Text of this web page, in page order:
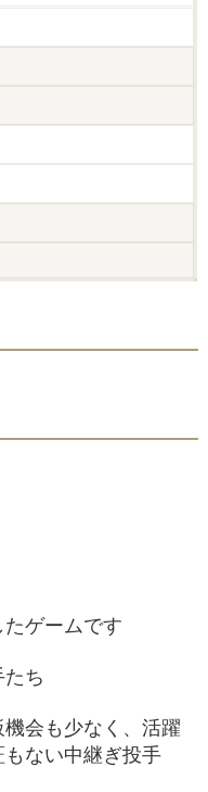
ゲームです
ち
会も少なく、活躍
ない中継ぎ投手